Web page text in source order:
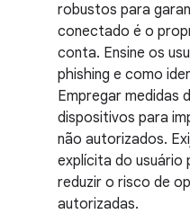
robustos para
conectado é o
conta. Ensine os
phishing e como
Empregar medidas
dispositivos para
não autorizados.
explícita do usuário
reduzir o risco de
autorizadas.